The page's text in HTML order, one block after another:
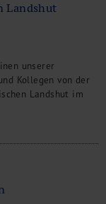
Landshut
unserer
Kollegen von der
Landshut im